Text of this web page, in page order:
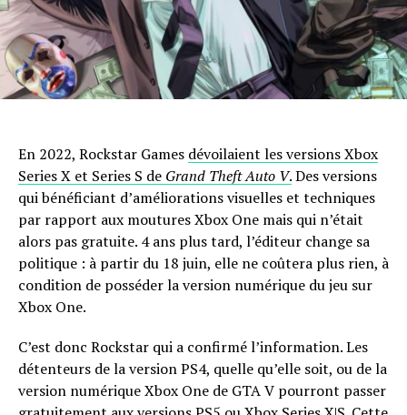
En 2022, Rockstar Games dévoilaient les versions Xbox
Series X et Series S de Grand Theft Auto V.Des versions
qui bénéficiant d’améliorations visuelles et techniques
par rapport aux moutures Xbox One mais qui n’était
alors pas gratuite. 4 ans plus tard, l’éditeur change sa
politique : à partir du 18 juin, elle ne coûtera plus rien, à
condition de posséder la version numérique du jeu sur
Xbox One.
C’est donc Rockstar qui a confirmé l’information. Les
détenteurs de la version PS4, quelle qu’elle soit, ou de la
version numérique Xbox One de GTA V pourront passer